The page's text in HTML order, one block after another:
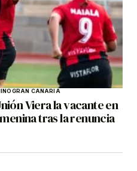
GRAN CANARIA
Viera la vacante en
tras la renuncia